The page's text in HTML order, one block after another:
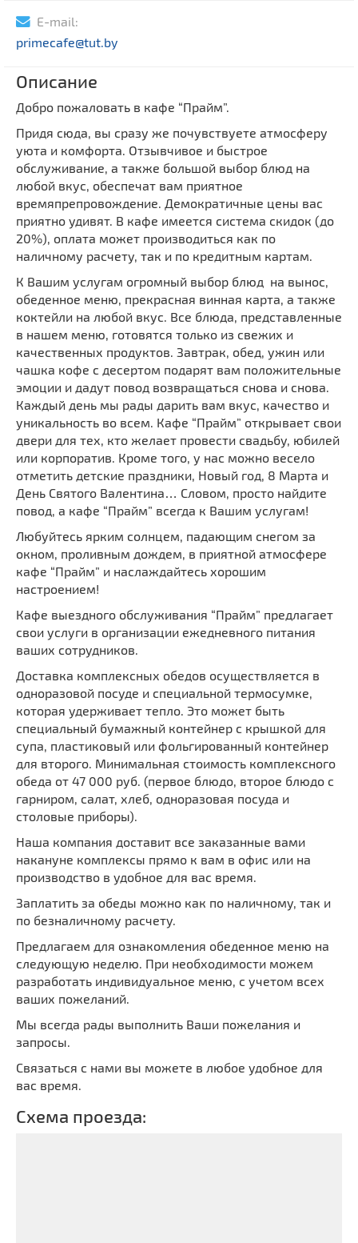
E-mail:
primecafe@tut.by
Описание
Добро пожаловать в кафе “Прайм”.
Придя сюда, вы сразу же почувствуете атмосферу
уюта и комфорта. Отзывчивое и быстрое
обслуживание, а также большой выбор блюд на
любой вкус, обеспечат вам приятное
времяпрепровождение. Демократичные цены вас
приятно удивят. В кафе имеется система скидок (до
20%), оплата может производиться как по
наличному расчету, так и по кредитным картам.
К Вашим услугам огромный выбор блюд на вынос,
обеденное меню, прекрасная винная карта, а также
коктейли на любой вкус. Все блюда, представленные
в нашем меню, готовятся только из свежих и
качественных продуктов. Завтрак, обед, ужин или
чашка кофе с десертом подарят вам положительные
эмоции и дадут повод возвращаться снова и снова.
Каждый день мы рады дарить вам вкус, качество и
уникальность во всем. Кафе “Прайм” открывает свои
двери для тех, кто желает провести свадьбу, юбилей
или корпоратив. Кроме того, у нас можно весело
отметить детские праздники, Новый год, 8 Марта и
День Святого Валентина… Словом, просто найдите
повод, а кафе “Прайм” всегда к Вашим услугам!
Любуйтесь ярким солнцем, падающим снегом за
окном, проливным дождем, в приятной атмосфере
кафе “Прайм” и наслаждайтесь хорошим
настроением!
Кафе выездного обслуживания “Прайм” предлагает
свои услуги в организации ежедневного питания
ваших сотрудников.
Доставка комплексных обедов осуществляется в
одноразовой посуде и специальной термосумке,
которая удерживает тепло. Это может быть
специальный бумажный контейнер с крышкой для
супа, пластиковый или фольгированный контейнер
для второго. Минимальная стоимость комплексного
обеда от 47 000 руб. (первое блюдо, второе блюдо с
гарниром, салат, хлеб, одноразовая посуда и
столовые приборы).
Наша компания доставит все заказанные вами
накануне комплексы прямо к вам в офис или на
производство в удобное для вас время.
Заплатить за обеды можно как по наличному, так и
по безналичному расчету.
Предлагаем для ознакомления обеденное меню на
следующую неделю. При необходимости можем
разработать индивидуальное меню, с учетом всех
ваших пожеланий.
Мы всегда рады выполнить Ваши пожелания и
запросы.
Связаться с нами вы можете в любое удобное для
вас время.
Схема проезда: